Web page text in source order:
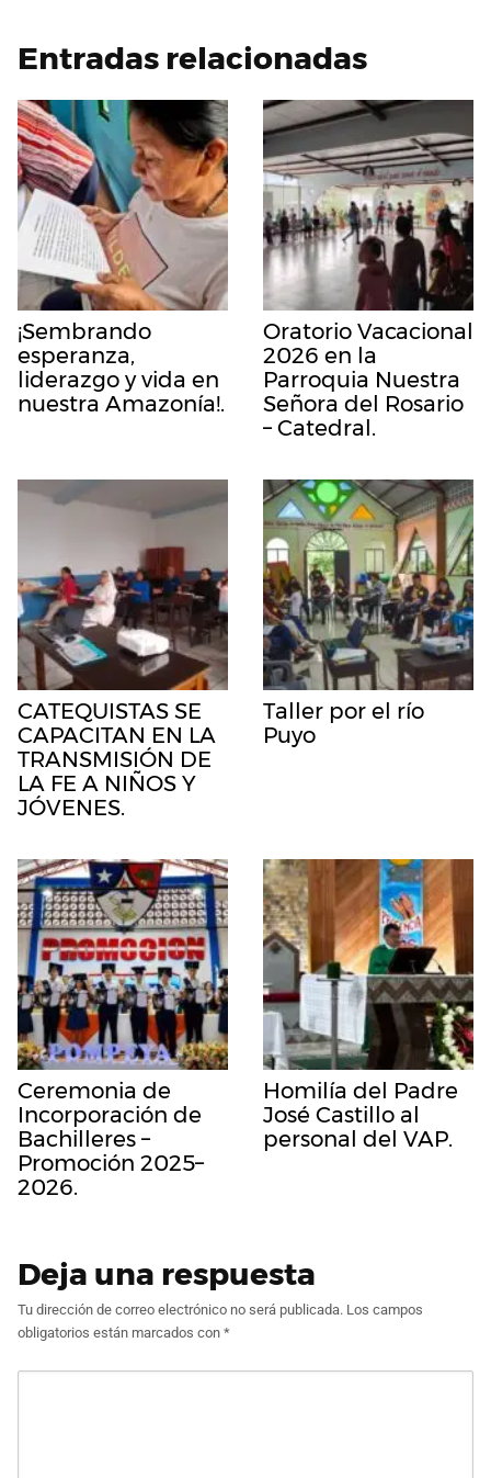
Entradas relacionadas
¡Sembrando
esperanza,
liderazgo y vida en
nuestra Amazonía!.
Oratorio Vacacional
2026 en la
Parroquia Nuestra
Señora del Rosario
– Catedral.
CATEQUISTAS SE
CAPACITAN EN LA
TRANSMISIÓN DE
LA FE A NIÑOS Y
JÓVENES.
Taller por el río
Puyo
Ceremonia de
Incorporación de
Bachilleres –
Promoción 2025–
2026.
Homilía del Padre
José Castillo al
personal del VAP.
Deja una respuesta
Tu dirección de correo electrónico no será publicada. Los campos
obligatorios están marcados con *